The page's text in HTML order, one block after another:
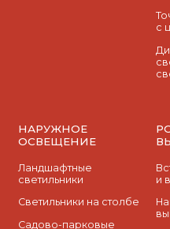
с
НАРУЖНОЕ
ОСВЕЩЕНИЕ
Ландшафтные
светильники
Светильники на столбе
Садово-парковые
и